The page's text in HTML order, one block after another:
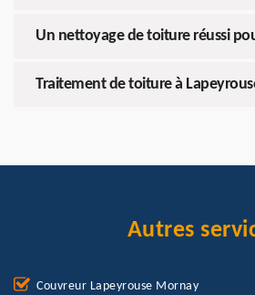
Un nettoyage de toiture réussi
Traitement de toiture à
Autres
Couvreur Lapeyrouse Mornay